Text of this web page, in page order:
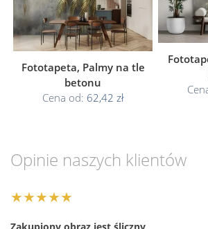
Fototapeta, Palmy na tle
betonu
Cena od: 62,42 zł
Opinie naszych klientów
★★★★★
Zakupiony obraz jest śliczny